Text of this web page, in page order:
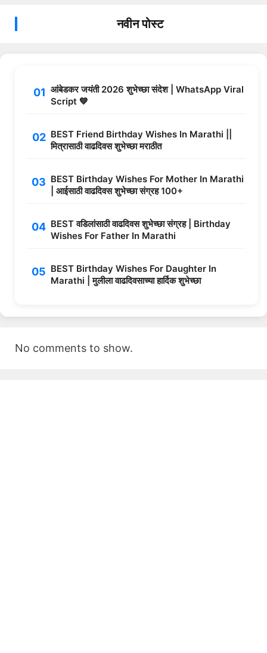
नवीन पोस्ट
आंबेडकर जयंती 2026 शुभेच्छा संदेश | WhatsApp Viral
Script 💙
BEST Friend Birthday Wishes In Marathi ||
मित्रासाठी वाढदिवस शुभेच्छा मराठीत
BEST Birthday Wishes For Mother In Marathi
| आईसाठी वाढदिवस शुभेच्छा संग्रह 100+
BEST वडिलांसाठी वाढदिवस शुभेच्छा संग्रह | Birthday
Wishes For Father In Marathi
BEST Birthday Wishes For Daughter In
Marathi | मुलीला वाढदिवसाच्या हार्दिक शुभेच्छा
No comments to show.